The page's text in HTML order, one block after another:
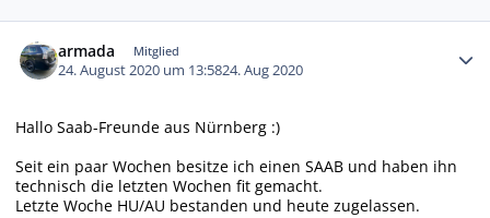
armada Mitglied
24. August 2020 um 13:5824. Aug 2020
Hallo Saab-Freunde aus Nürnberg :)
Seit ein paar Wochen besitze ich einen SAAB und haben ihn
technisch die letzten Wochen fit gemacht.
Letzte Woche HU/AU bestanden und heute zugelassen.